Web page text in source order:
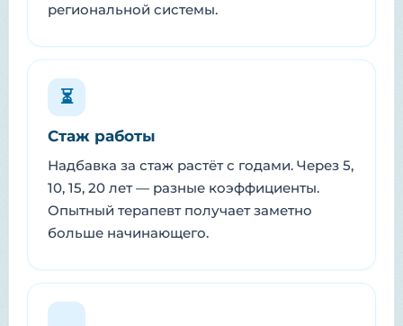
региональной системы.
⏳
Стаж работы
Надбавка за стаж растёт с годами. Через 5,
10, 15, 20 лет — разные коэффициенты.
Опытный терапевт получает заметно
больше начинающего.